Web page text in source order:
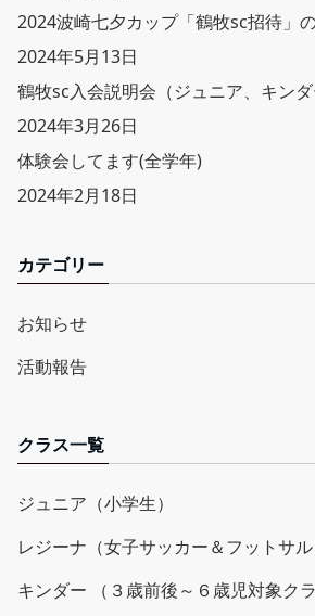
2024波崎七夕カップ「鶴牧sc招待」
2024年5月13日
鶴牧sc入会説明会（ジュニア、キン
2024年3月26日
体験会してます(全学年)
2024年2月18日
カテゴリー
お知らせ
活動報告
クラス一覧
ジュニア（小学生）
レジーナ（女子サッカー＆フットサル
キンダー （３歳前後～６歳児対象クラ